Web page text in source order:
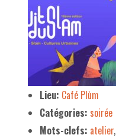
Lieu: Café Plùm
Catégories: soirée
Mots-clefs: atelier,